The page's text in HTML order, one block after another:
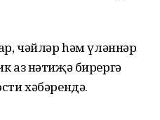
чәйләр һәм үләннәр
аз нәтиҗә бирергә
хәбәрендә.